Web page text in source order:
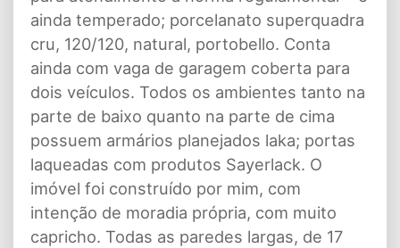
ainda temperado; porcelanato superquadra
cru, 120/120, natural, portobello. Conta
ainda com vaga de garagem coberta para
dois veículos. Todos os ambientes tanto na
parte de baixo quanto na parte de cima
possuem armários planejados laka; portas
laqueadas com produtos Sayerlack. O
imóvel foi construído por mim, com
intenção de moradia própria, com muito
capricho. Todas as paredes largas, de 17